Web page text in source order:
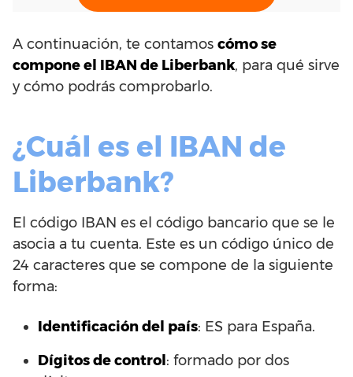
A continuación, te contamos cómo se
compone el IBAN de Liberbank, para qué sirve
y cómo podrás comprobarlo.
¿Cuál es el IBAN de
Liberbank?
El código IBAN es el código bancario que se le
asocia a tu cuenta. Este es un código único de
24 caracteres que se compone de la siguiente
forma:
Identificación del país: ES para España.
Dígitos de control : formado por dos